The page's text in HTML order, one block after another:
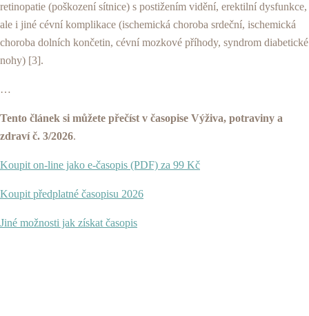
retinopatie (poškození sítnice) s postižením vidění, erektilní dysfunkce,
ale i jiné cévní komplikace (ischemická choroba srdeční, ischemická
choroba dolních končetin, cévní mozkové příhody, syndrom diabetické
nohy) [3].
…
Tento článek si můžete přečíst v časopise Výživa, potraviny a
zdraví č. 3/2026.
Koupit on-line jako e-časopis (PDF) za 99 Kč
Koupit předplatné časopisu 2026
Jiné možnosti jak získat časopis